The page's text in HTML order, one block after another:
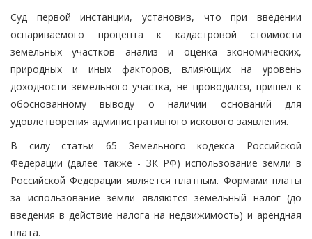
Суд первой инстанции, установив, что при введении
оспариваемого процента к кадастровой стоимости
земельных участков анализ и оценка экономических,
природных и иных факторов, влияющих на уровень
доходности земельного участка, не проводился, пришел к
обоснованному выводу о наличии оснований для
удовлетворения административного искового заявления.
В силу статьи 65 Земельного кодекса Российской
Федерации (далее также - ЗК РФ) использование земли в
Российской Федерации является платным. Формами платы
за использование земли являются земельный налог (до
введения в действие налога на недвижимость) и арендная
плата.